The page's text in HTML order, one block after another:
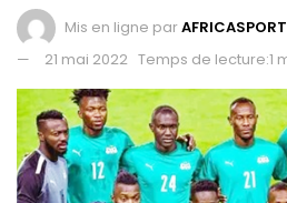
Mis en ligne parAFRICASPORT
21 mai 2022 Temps de lecture:1